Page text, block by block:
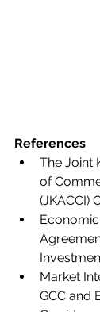
References
The Joint
of
(JKACCI)
Market
GCC and